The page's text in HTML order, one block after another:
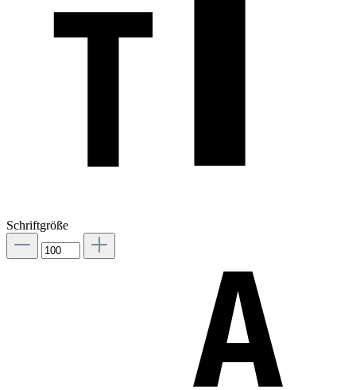
Schriftgröße